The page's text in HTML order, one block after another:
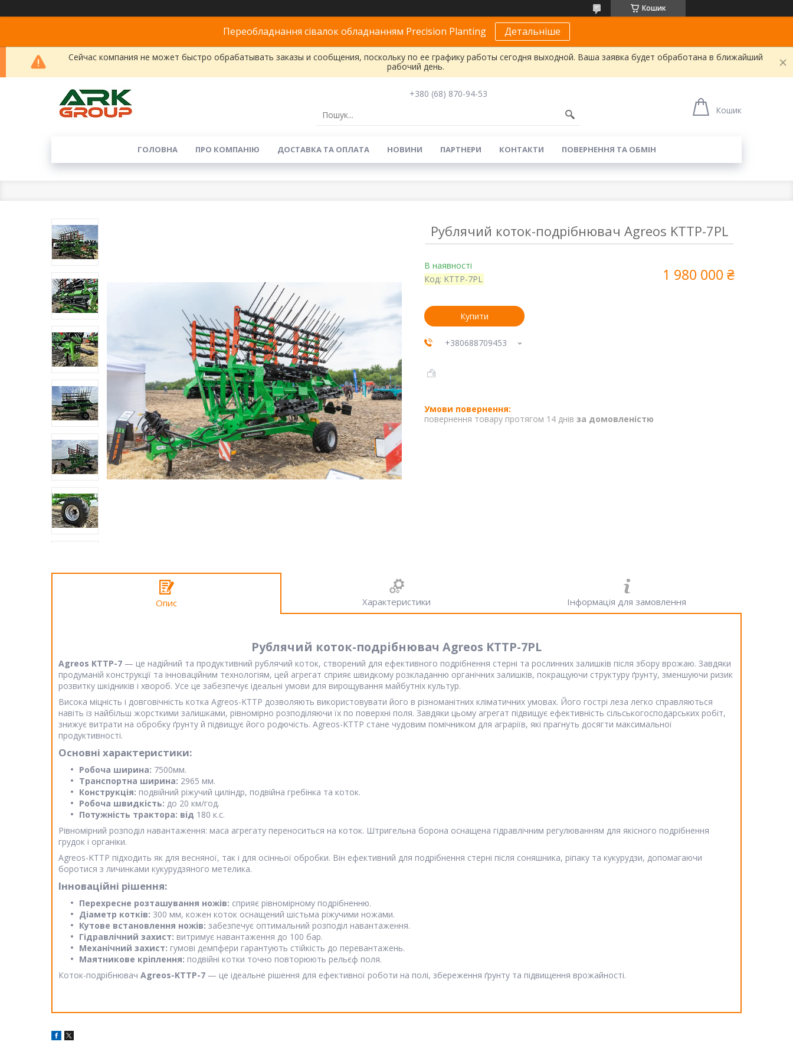
Кошик
Переобладнання сівалок обладнанням Precision Planting Детальніше
Сейчас компания не может быстро обрабатывать заказы и сообщения, поскольку по ее графику работы сегодня выходной. Ваша заявка будет обработана в ближайший
рабочий день.
+380 (68) 870-94-53
Кошик
ГОЛОВНА ПРО КОМПАНІЮ ДОСТАВКА ТА ОПЛАТА НОВИНИ ПАРТНЕРИ КОНТАКТИ ПОВЕРНЕННЯ ТА ОБМІН
Рублячий коток-подрібнювач Agreos KTTP-7PL
В наявності
Код: KTTP-7PL 1 980 000 ₴
Купити
+380688709453
повернення товару протягом 14 днів за домовленістю
Опис Характеристики Інформація для замовлення
Рублячий коток-подрібнювач Agreos KTTP-7PL
Agreos KTTP-7 — це надійний та продуктивний рублячий коток, створений для ефективного подрібнення стерні та рослинних залишків після збору врожаю. Завдяки
продуманій конструкції та інноваційним технологіям, цей агрегат сприяє швидкому розкладанню органічних залишків, покращуючи структуру ґрунту, зменшуючи ризик
розвитку шкідників і хвороб. Усе це забезпечує ідеальні умови для вирощування майбутніх культур.
Висока міцність і довговічність котка Agreos-KTTP дозволяють використовувати його в різноманітних кліматичних умовах. Його гострі леза легко справляються
навіть із найбільш жорсткими залишками, рівномірно розподіляючи їх по поверхні поля. Завдяки цьому агрегат підвищує ефективність сільськогосподарських робіт,
знижує витрати на обробку ґрунту й підвищує його родючість. Agreos-KTTP стане чудовим помічником для аграріїв, які прагнуть досягти максимальної
продуктивності.
Основні характеристики:
Робоча ширина: 7500мм.
Транспортна ширина: 2965 мм.
Конструкція: подвійний ріжучий циліндр, подвійна гребінка та коток.
Робоча швидкість: до 20 км/год.
Потужність трактора: від 180 к.с.
Рівномірний розподіл навантаження: маса агрегату переноситься на коток. Штригельна борона оснащена гідравлічним регулюванням для якісного подрібнення
грудок і органіки.
Agreos-KTTP підходить як для весняної, так і для осінньої обробки. Він ефективний для подрібнення стерні після соняшника, ріпаку та кукурудзи, допомагаючи
боротися з личинками кукурудзяного метелика.
Інноваційні рішення:
Перехресне розташування ножів: сприяє рівномірному подрібненню.
Діаметр котків: 300 мм, кожен коток оснащений шістьма ріжучими ножами.
Кутове встановлення ножів: забезпечує оптимальний розподіл навантаження.
Гідравлічний захист: витримує навантаження до 100 бар.
Механічний захист: гумові демпфери гарантують стійкість до перевантажень.
Маятникове кріплення: подвійні котки точно повторюють рельєф поля.
Коток-подрібнювач Agreos-KTTP-7 — це ідеальне рішення для ефективної роботи на полі, збереження ґрунту та підвищення врожайності.